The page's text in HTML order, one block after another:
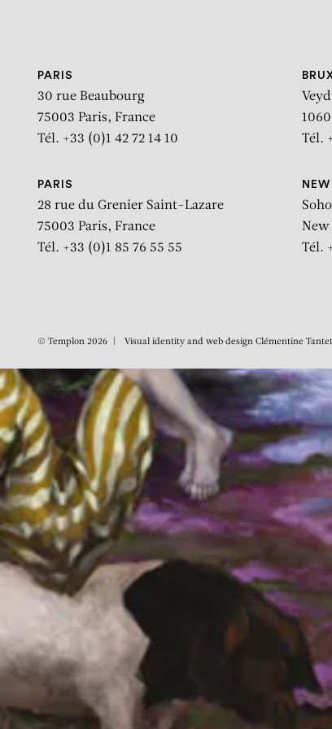
PARIS
30 rue Beaubourg
75003 Paris, France
Tél. +33 (0)1 42 72 14 10
Tél.
PARIS
28 rue du Grenier Saint-Lazare
75003 Paris, France
Tél. +33 (0)1 85 76 55 55
New
Tél.
© Templon 2026 Visual identity and web design Clémentine Tantet